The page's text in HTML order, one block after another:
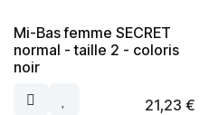
Mi-Bas femme SECRET
normal - taille 2 - coloris
noir
21,23 €